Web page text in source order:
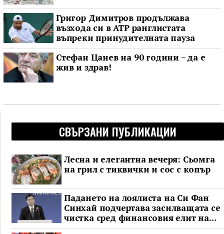
Григор Димитров продължава
възхода си в ATP ранглистата
въпреки принудителната пауза
Стефан Цанев на 90 години – да е
жив и здрав!
СВЪРЗАНИ ПУБЛИКАЦИИ
Лесна и елегантна вечеря: Сьомга
на грил с тиквички и сос с копър
Падането на лоялиста на Си Фан
Синхай подчертава засилващата се
чистка сред финансовия елит на
Китай